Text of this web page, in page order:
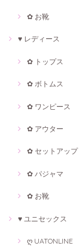
✿ お靴
♥ レディース
✿ トップス
✿ ボトムス
✿ ワンピース
✿ アウター
✿ セットアップ
✿ パジャマ
✿ お靴
♥ ユニセックス
ღ UATONLINE